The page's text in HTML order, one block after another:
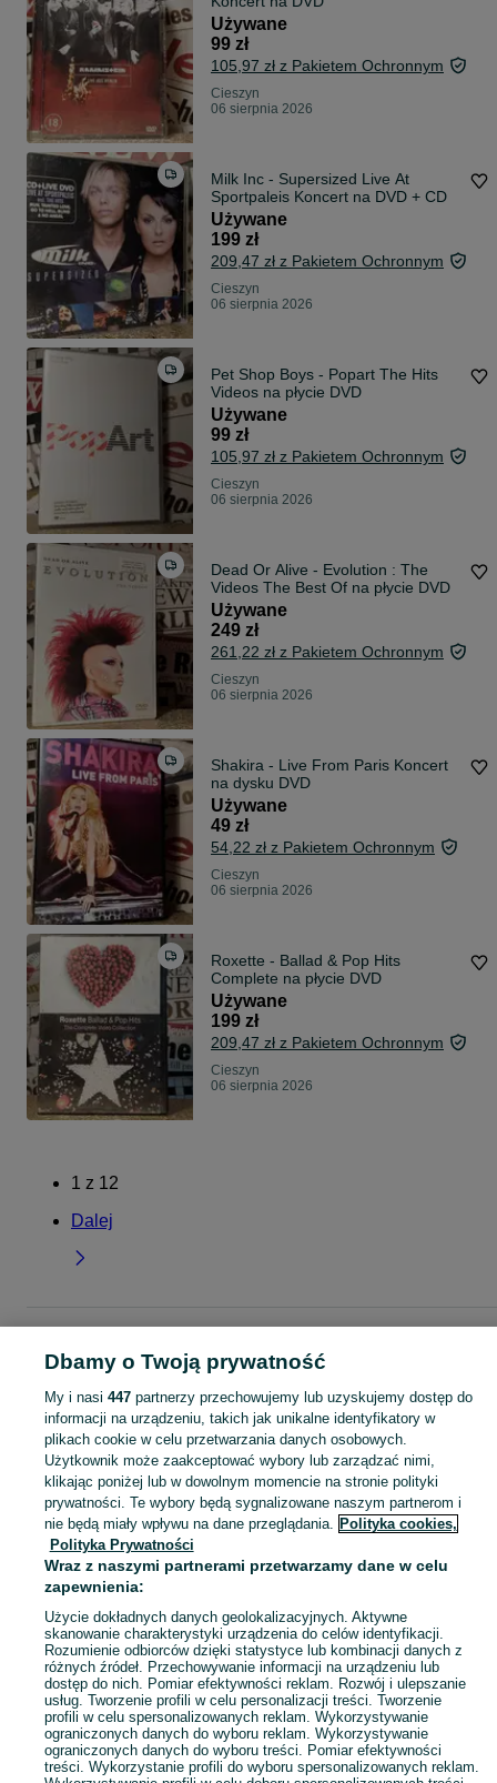
Używane
99 zł
105,97 zł z Pakietem Ochronnym
Cieszyn
06 sierpnia 2026
Milk Inc - Supersized Live At
Sportpaleis Koncert na DVD + CD
Używane
199 zł
209,47 zł z Pakietem Ochronnym
Cieszyn
06 sierpnia 2026
Pet Shop Boys - Popart The Hits
Videos na płycie DVD
Używane
99 zł
105,97 zł z Pakietem Ochronnym
Cieszyn
06 sierpnia 2026
Dead Or Alive - Evolution : The
Videos The Best Of na płycie DVD
Używane
249 zł
261,22 zł z Pakietem Ochronnym
Cieszyn
06 sierpnia 2026
Shakira - Live From Paris Koncert
na dysku DVD
Używane
49 zł
54,22 zł z Pakietem Ochronnym
Cieszyn
06 sierpnia 2026
Roxette - Ballad & Pop Hits
Complete na płycie DVD
Używane
199 zł
209,47 zł z Pakietem Ochronnym
Cieszyn
06 sierpnia 2026
1 z 12
Dalej
Płyty DVD - Cieszyn
KATEGORIA
Zobacz
Mapa kategorii
Mapa miejscowości
Mapa ministron
Popularne wyszukiwania
Dbamy o Twoją prywatność
My i nasi 447partnerzy przechowujemy lub uzyskujemy dostęp do
informacji na urządzeniu, takich jak unikalne identyfikatory w
plikach cookie w celu przetwarzania danych osobowych.
Użytkownik może zaakceptować wybory lub zarządzać nimi,
klikając poniżej lub w dowolnym momencie na stronie polityki
prywatności. Te wybory będą sygnalizowane naszym partnerom i
nie będą miały wpływu na dane przeglądania. Polityka cookies,
Polityka Prywatności
Wraz z naszymi partnerami przetwarzamy dane w celu
zapewnienia:
Użycie dokładnych danych geolokalizacyjnych. Aktywne
skanowanie charakterystyki urządzenia do celów identyfikacji.
Rozumienie odbiorców dzięki statystyce lub kombinacji danych z
różnych źródeł. Przechowywanie informacji na urządzeniu lub
dostęp do nich. Pomiar efektywności reklam. Rozwój i ulepszanie
usług. Tworzenie profili w celu personalizacji treści. Tworzenie
profili w celu spersonalizowanych reklam. Wykorzystywanie
ograniczonych danych do wyboru reklam. Wykorzystywanie
ograniczonych danych do wyboru treści. Pomiar efektywności
treści. Wykorzystanie profili do wyboru spersonalizowanych reklam.